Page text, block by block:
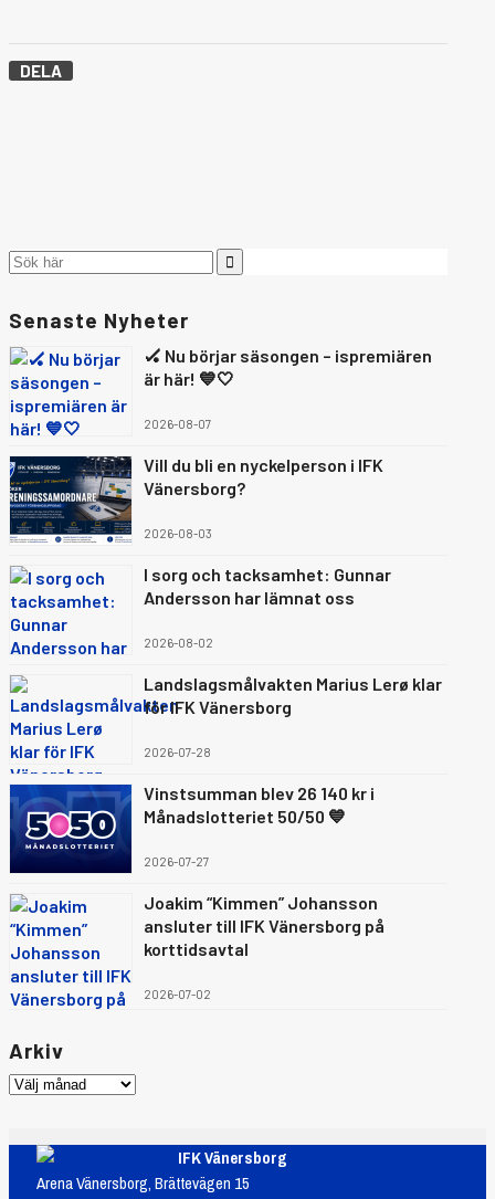
DELA
Senaste Nyheter
🏑 Nu börjar säsongen – ispremiären
är här! 💙🤍
2026-08-07
Vill du bli en nyckelperson i IFK
Vänersborg?
2026-08-03
I sorg och tacksamhet: Gunnar
Andersson har lämnat oss
2026-08-02
Landslagsmålvakten Marius Lerø klar
för IFK Vänersborg
2026-07-28
Vinstsumman blev 26 140 kr i
Månadslotteriet 50/50 💙
2026-07-27
Joakim “Kimmen” Johansson
ansluter till IFK Vänersborg på
korttidsavtal
2026-07-02
Arkiv
IFK Vänersborg
Arena Vänersborg, Brättevägen 15